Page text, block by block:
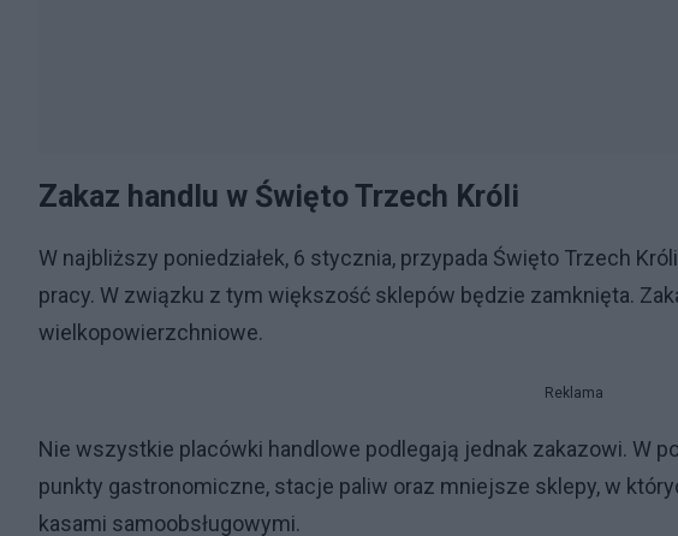
Zakaz handlu w Święto Trzech Króli
W najbliższy poniedziałek, 6 stycznia, przypada Święto Trzech
pracy. W związku z tym większość sklepów będzie zamknięta.
wielkopowierzchniowe.
Reklama
Nie wszystkie placówki handlowe podlegają jednak zakazowi. W
punkty gastronomiczne, stacje paliw oraz mniejsze sklepy, w
kasami samoobsługowymi.